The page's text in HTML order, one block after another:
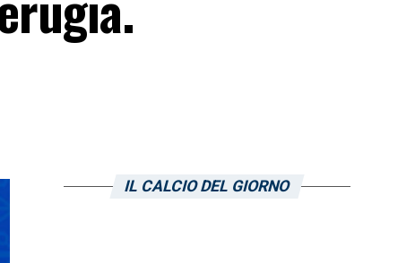
IL CALCIO DEL GIORNO